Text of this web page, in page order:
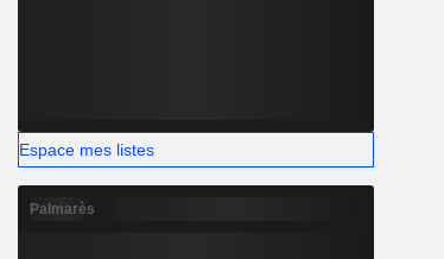
Espace mes listes
Palmarès